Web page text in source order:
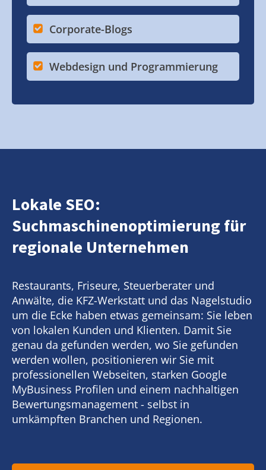
Corporate-Blogs
Webdesign und Programmierung
Lokale SEO:
Suchmaschinenoptimierung für
regionale Unternehmen
Restaurants, Friseure, Steuerberater und
Anwälte, die KFZ-Werkstatt und das Nagelstudio
um die Ecke haben etwas gemeinsam: Sie leben
von lokalen Kunden und Klienten. Damit Sie
genau da gefunden werden, wo Sie gefunden
werden wollen, positionieren wir Sie mit
professionellen Webseiten, starken Google
MyBusiness Profilen und einem nachhaltigen
Bewertungsmanagement - selbst in
umkämpften Branchen und Regionen.